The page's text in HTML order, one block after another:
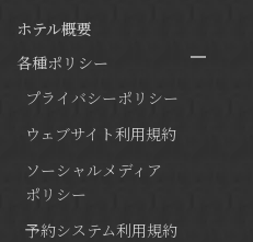
ホテル概要
各種ポリシー
プライバシーポリシー
ウェブサイト利用規約
ソーシャルメディア
ポリシー
予約システム利用規約